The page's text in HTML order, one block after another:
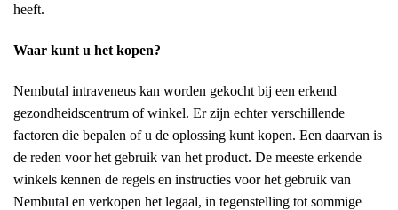
heeft.
Waar kunt u het kopen?
Nembutal intraveneus kan worden gekocht bij een erkend
gezondheidscentrum of winkel. Er zijn echter verschillende
factoren die bepalen of u de oplossing kunt kopen. Een daarvan is
de reden voor het gebruik van het product. De meeste erkende
winkels kennen de regels en instructies voor het gebruik van
Nembutal en verkopen het legaal, in tegenstelling tot sommige